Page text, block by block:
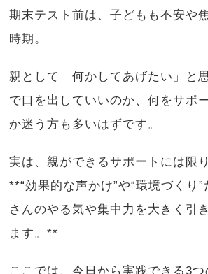
期末テスト前は、子どもも不安や
時期。
親として「何かしてあげたい」と
で口を出していいのか、何をサポ
か迷う方も多いはずです。
実は、親ができるサポートには限
**“効果的な声かけ”や“環境づくり
さんのやる気や集中力を大きく引
ます。**
ここでは、今日から実践できる3